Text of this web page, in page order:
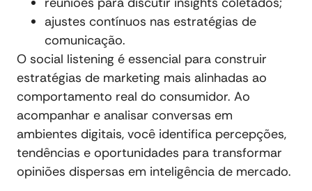
ajustes contínuos nas estratégias de
comunicação.
O social listening é essencial para construir
estratégias de marketing mais alinhadas ao
comportamento real do consumidor. Ao
acompanhar e analisar conversas em
ambientes digitais, você identifica percepções,
tendências e oportunidades para transformar
opiniões dispersas em inteligência de mercado.